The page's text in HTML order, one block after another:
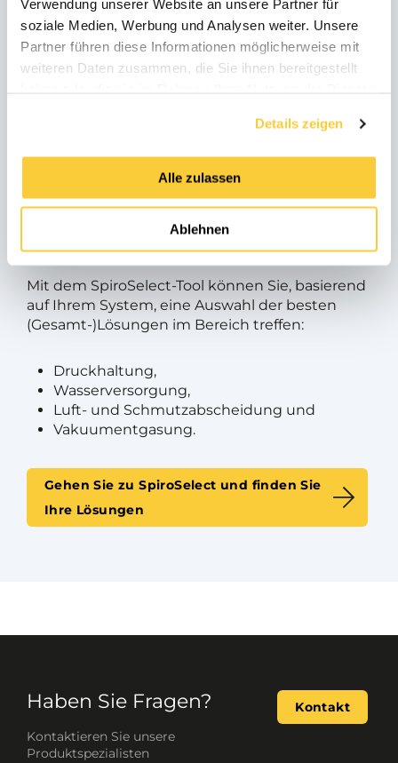
Verwendung unserer Website an unsere Partner für
soziale Medien, Werbung und Analysen weiter. Unsere
Partner führen diese Informationen möglicherweise mit
weiteren Daten zusammen, die Sie ihnen bereitgestellt
Details zeigen
Alle zulassen
Ablehnen
Haben Sie Fragen zu unseren Produkten,
unseren Lösungen oder benötigen Sie
Beratung von einem Experten? Zögern Sie
nicht und kontaktieren Sie uns.
SpiroSelect für die besten
Lösungen
Mit dem SpiroSelect-Tool können Sie, basierend
auf Ihrem System, eine Auswahl der besten
(Gesamt-)Lösungen im Bereich treffen:
Druckhaltung,
Wasserversorgung,
Luft- und Schmutzabscheidung und
Vakuumentgasung.
Gehen Sie zu SpiroSelect und finden Sie
Ihre Lösungen
Haben Sie Fragen?
Kontaktieren Sie unsere
Produktspezialisten
Kontakt